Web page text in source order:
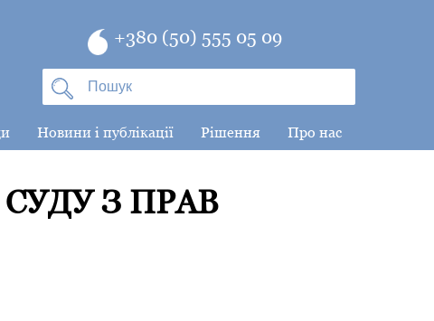
+380 (50) 555 05 09
Новини і публікації Рішення Про нас
З ПРАВ